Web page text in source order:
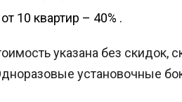
от 10 квартир – 40% .
указана без скидок,
установочные